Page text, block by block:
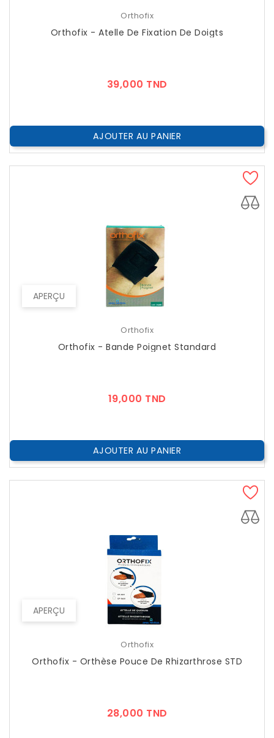
Orthofix
Orthofix - Atelle De Fixation De Doigts
39,000 TND
AJOUTER AU PANIER
APERÇU
Orthofix
Orthofix - Bande Poignet Standard
19,000 TND
AJOUTER AU PANIER
APERÇU
Orthofix
Orthofix - Orthèse Pouce De Rhizarthrose STD
28,000 TND